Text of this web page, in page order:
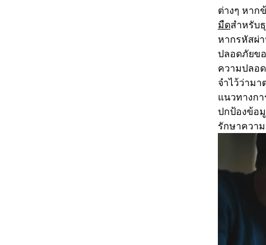
ต่างๆ หาก
มืดสำหรับ
หากรหัสผ่
ปลอดภัยข
ความปลอ
จำไว้ว่าม
แนวทางก
ปกป้องข้อ
รักษาควา